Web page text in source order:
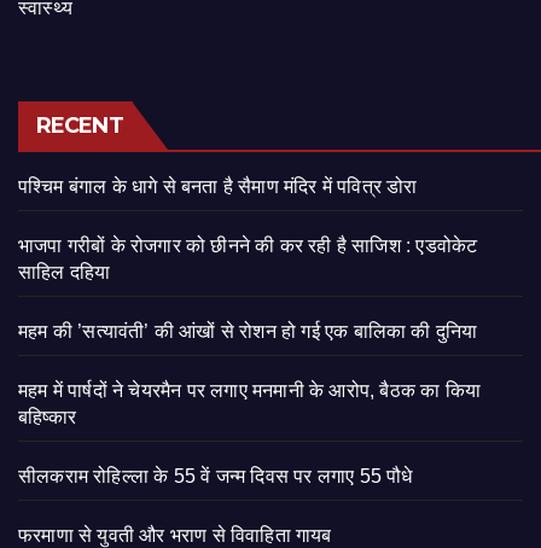
स्वास्थ्य
RECENT
पश्चिम बंगाल के धागे से बनता है सैमाण मंदिर में पवित्र डोरा
भाजपा गरीबों के रोजगार को छीनने की कर रही है साजिश : एडवोकेट
साहिल दहिया
महम की ’सत्यावंती’ की आंखों से रोशन हो गई एक बालिका की दुनिया
महम में पार्षदों ने चेयरमैन पर लगाए मनमानी के आरोप, बैठक का किया
बहिष्कार
सीलकराम रोहिल्ला के 55 वें जन्म दिवस पर लगाए 55 पौधे
फरमाणा से युवती और भराण से विवाहिता गायब